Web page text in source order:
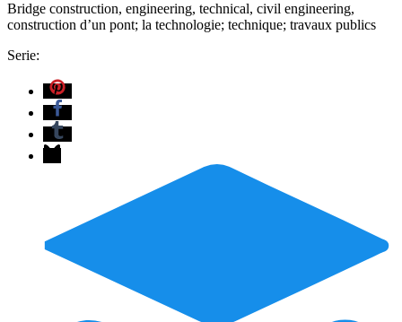
Bridge construction, engineering, technical, civil engineering,
construction d’un pont; la technologie; technique; travaux publics
Serie: